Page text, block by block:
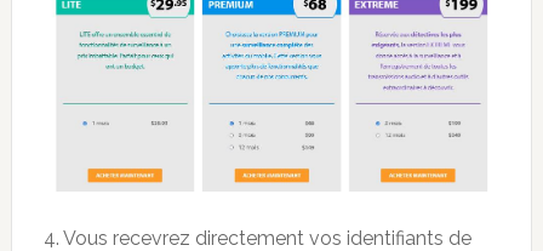
4. Vous recevrez directement vos identifiants de